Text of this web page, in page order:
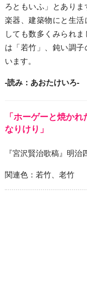
ろともいふ」とありま
楽器、建築物にと生
しても数多くみられ
は「若竹」、鈍い調
います。
-読み：あおたけいろ-
「ホーゲーと焼か
なりけり」
『宮沢賢治歌稿』明治
関連色：若竹、老竹